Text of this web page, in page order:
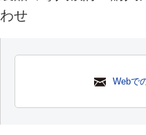
わせ
Webで